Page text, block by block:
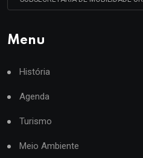
Menu
História
Agenda
Turismo
Meio Ambiente